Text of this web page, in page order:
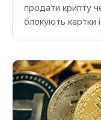
продати крипту
блокують картки